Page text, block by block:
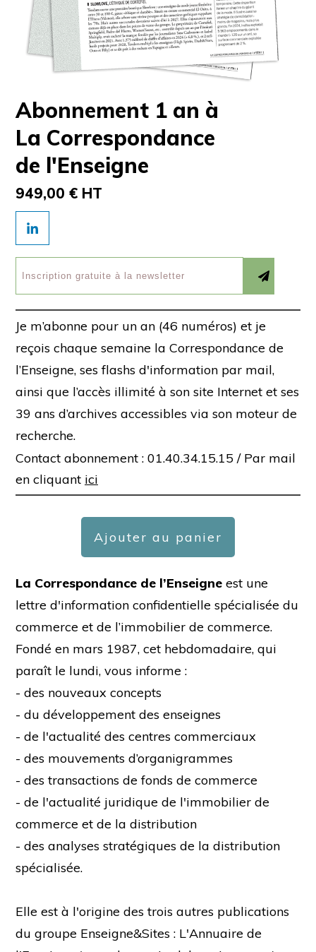
Abonnement 1 an à
La Correspondance
de l'Enseigne
949,00 € HT
Je m’abonne pour un an (46 numéros) et je
reçois chaque semaine la Correspondance de
l’Enseigne, ses flashs d'information par mail,
ainsi que l’accès illimité à son site Internet et ses
39 ans d’archives accessibles via son moteur de
recherche.
Contact abonnement : 01.40.34.15.15 / Par mail
en cliquant ici
Ajouter au panier
La Correspondance de l’Enseigne est une
lettre d'information confidentielle spécialisée du
commerce et de l’immobilier de commerce.
Fondé en mars 1987, cet hebdomadaire, qui
paraît le lundi, vous informe :
- des nouveaux concepts
- du développement des enseignes
- de l'actualité des centres commerciaux
- des mouvements d’organigrammes
- des transactions de fonds de commerce
- de l'actualité juridique de l'immobilier de
commerce et de la distribution
- des analyses stratégiques de la distribution
spécialisée.
Elle est à l'origine des trois autres publications
du groupe Enseigne&Sites : L'Annuaire de